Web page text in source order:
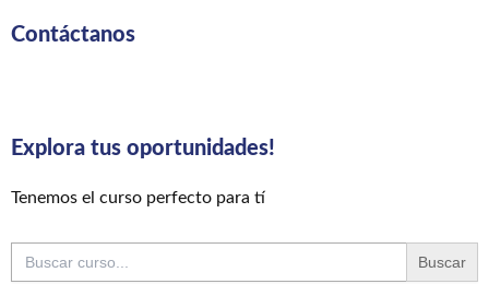
Contáctanos
Explora tus oportunidades!
Tenemos el curso perfecto para tí
Buscar: